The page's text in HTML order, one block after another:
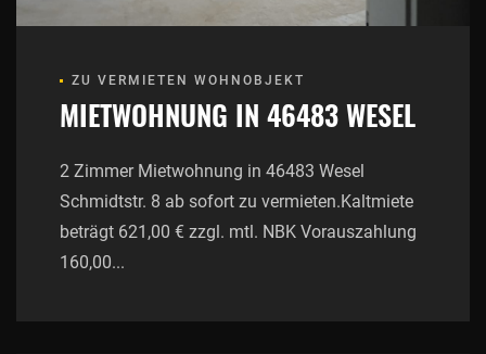
ZU VERMIETEN WOHNOBJEKT
MIETWOHNUNG IN 46483 WESEL
2 Zimmer Mietwohnung in 46483 Wesel
Schmidtstr. 8 ab sofort zu vermieten.Kaltmiete
beträgt 621,00 € zzgl. mtl. NBK Vorauszahlung
160,00...